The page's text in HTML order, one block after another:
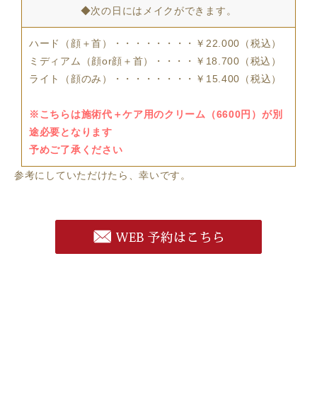
◆次の日にはメイクができます。
ハード（顔＋首）・・・・・・・・￥22.000（税込）
ミディアム（顔or顔＋首）・・・・￥18.700（税込）
ライト（顔のみ）・・・・・・・・￥15.400（税込）
※こちらは施術代＋ケア用のクリーム（6600円）が別
途必要となります
予めご了承ください
参考にしていただけたら、幸いです。